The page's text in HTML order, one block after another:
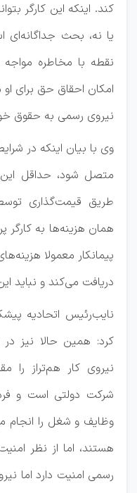
کند. اینکه این کارگر
یا نه، بحث جداگانه‌ای
نقطه با مخاطره
امکان احقاق حق برای
نیروی رسمی به حقوق
وی با بیان اینکه در
متصل شود، حداقل
طریق قیمت‌گذاری توسط
همان هزینه‌ها به کارگر
پیمانکار معمولا
دریافت می‌کند و نباید
نایب‌رئیس اتحادیه
کرد: همین حالا نیز
نیروی کار هم‌تراز را
شرکت دولتی است و
وظایف و شغل را انجام
هستند، اما از نظر
رسمی امنیت دارد اما